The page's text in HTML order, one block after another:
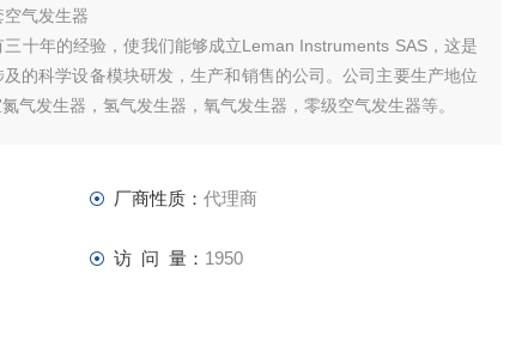
气发生器
十年的经验，使我们能够成立Leman Instruments SAS，这是
的科学设备模块研发，生产和销售的公司。公司主要生产地位
气发生器，氢气发生器，氧气发生器，零级空气发生器等。
厂商性质： 代理商
访 问 量： 1950